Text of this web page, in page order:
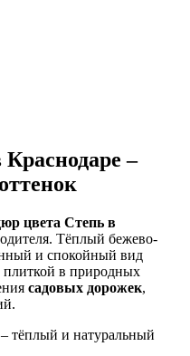
–
цвета Степь в
Тёплый бежево-
и спокойный вид
в природных
садовых дорожек,
– тёплый и натуральный